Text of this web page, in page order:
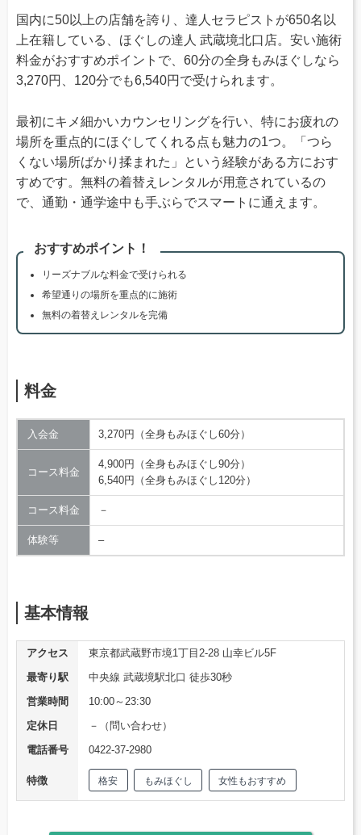
国内に50以上の店舗を誇り、達人セラピストが650名以
上在籍している、ほぐしの達人 武蔵境北口店。安い施術
料金がおすすめポイントで、60分の全身もみほぐしなら
3,270円、120分でも6,540円で受けられます。
最初にキメ細かいカウンセリングを行い、特にお疲れの
場所を重点的にほぐしてくれる点も魅力の1つ。「つら
くない場所ばかり揉まれた」という経験がある方におす
すめです。無料の着替えレンタルが用意されているの
で、通勤・通学途中も手ぶらでスマートに通えます。
おすすめポイント！
リーズナブルな料金で受けられる
希望通りの場所を重点的に施術
無料の着替えレンタルを完備
料金
入会金 3,270円（全身もみほぐし60分）
コース料金
4,900円（全身もみほぐし90分）
6,540円（全身もみほぐし120分）
コース料金 －
体験等 –
基本情報
アクセス
東京都武蔵野市境1丁目2-28 山幸ビル5F
最寄り駅
中央線 武蔵境駅北口 徒歩30秒
営業時間
10:00～23:30
定休日
－（問い合わせ）
電話番号
0422-37-2980
特徴 格安 もみほぐし 女性もおすすめ